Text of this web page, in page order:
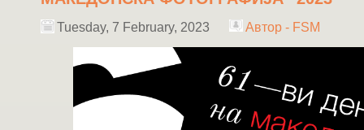
Tuesday, 7 February, 2023 Автор - FSM